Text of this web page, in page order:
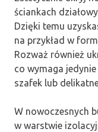
ściankach
Dzięki temu
na przykład w
Rozważ również
co wymaga
szafek lub
W nowoczesnych
w warstwie